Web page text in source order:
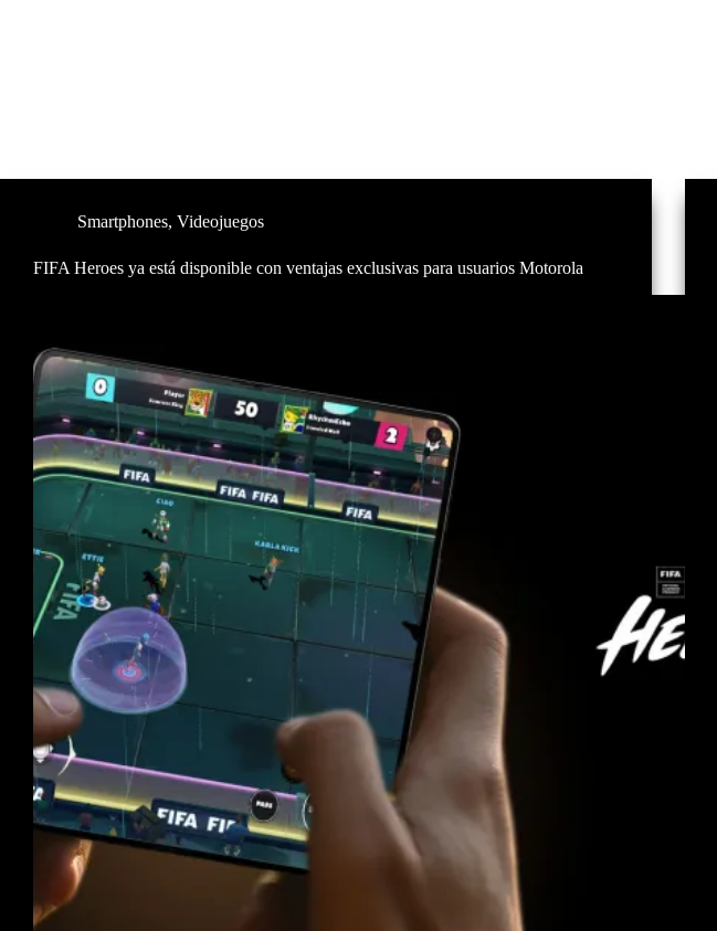
Smartphones, Videojuegos
FIFA Heroes ya está disponible con ventajas exclusivas para usuarios Motorola